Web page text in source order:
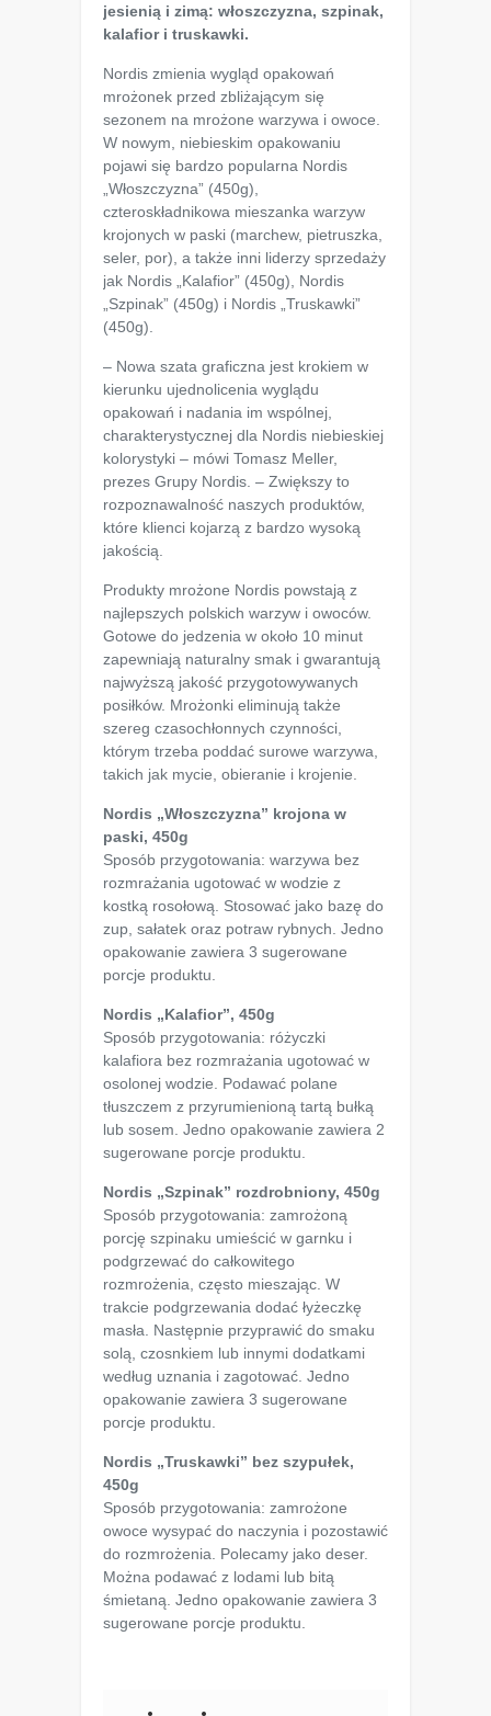
jesienią i zimą: włoszczyzna, szpinak,
kalafior i truskawki.
Nordis zmienia wygląd opakowań
mrożonek przed zbliżającym się
sezonem na mrożone warzywa i owoce.
W nowym, niebieskim opakowaniu
pojawi się bardzo popularna Nordis
„Włoszczyzna” (450g),
czteroskładnikowa mieszanka warzyw
krojonych w paski (marchew, pietruszka,
seler, por), a także inni liderzy sprzedaży
jak Nordis „Kalafior” (450g), Nordis
„Szpinak” (450g) i Nordis „Truskawki”
(450g).
– Nowa szata graficzna jest krokiem w
kierunku ujednolicenia wyglądu
opakowań i nadania im wspólnej,
charakterystycznej dla Nordis niebieskiej
kolorystyki – mówi Tomasz Meller,
prezes Grupy Nordis. – Zwiększy to
rozpoznawalność naszych produktów,
które klienci kojarzą z bardzo wysoką
jakością.
Produkty mrożone Nordis powstają z
najlepszych polskich warzyw i owoców.
Gotowe do jedzenia w około 10 minut
zapewniają naturalny smak i gwarantują
najwyższą jakość przygotowywanych
posiłków. Mrożonki eliminują także
szereg czasochłonnych czynności,
którym trzeba poddać surowe warzywa,
takich jak mycie, obieranie i krojenie.
Nordis „Włoszczyzna” krojona w
paski, 450g
Sposób przygotowania: warzywa bez
rozmrażania ugotować w wodzie z
kostką rosołową. Stosować jako bazę do
zup, sałatek oraz potraw rybnych. Jedno
opakowanie zawiera 3 sugerowane
porcje produktu.
Nordis „Kalafior”, 450g
Sposób przygotowania: różyczki
kalafiora bez rozmrażania ugotować w
osolonej wodzie. Podawać polane
tłuszczem z przyrumienioną tartą bułką
lub sosem. Jedno opakowanie zawiera 2
sugerowane porcje produktu.
Nordis „Szpinak” rozdrobniony, 450g
Sposób przygotowania: zamrożoną
porcję szpinaku umieścić w garnku i
podgrzewać do całkowitego
rozmrożenia, często mieszając. W
trakcie podgrzewania dodać łyżeczkę
masła. Następnie przyprawić do smaku
solą, czosnkiem lub innymi dodatkami
według uznania i zagotować. Jedno
opakowanie zawiera 3 sugerowane
porcje produktu.
Nordis „Truskawki” bez szypułek,
450g
Sposób przygotowania: zamrożone
owoce wysypać do naczynia i pozostawić
do rozmrożenia. Polecamy jako deser.
Można podawać z lodami lub bitą
śmietaną. Jedno opakowanie zawiera 3
sugerowane porcje produktu.